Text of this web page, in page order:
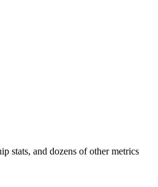
stats, and dozens of other metrics